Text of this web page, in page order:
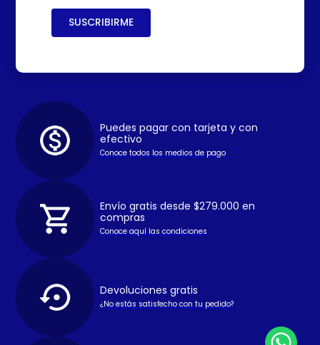
SUSCRIBIRME
Puedes pagar con tarjeta y con
efectivo
Conoce todos los medios de pago
Envío gratis desde $279.000 en
compras
Conoce aquí las condiciones
Devoluciones gratis
¿No estás satisfecho con tu pedido?